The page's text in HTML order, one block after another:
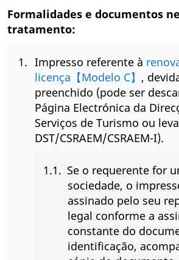
Formalidades e documentos
tratamento:
Impresso referente à
licença【Modelo C】 ,
preenchido (pode ser
Página Electrónica da
Serviços de Turismo ou
DST/CSRAEM/CSRAEM-I).
Se o requerente for
sociedade, o
assinado pelo seu
legal conforme a
constante do
identificação,